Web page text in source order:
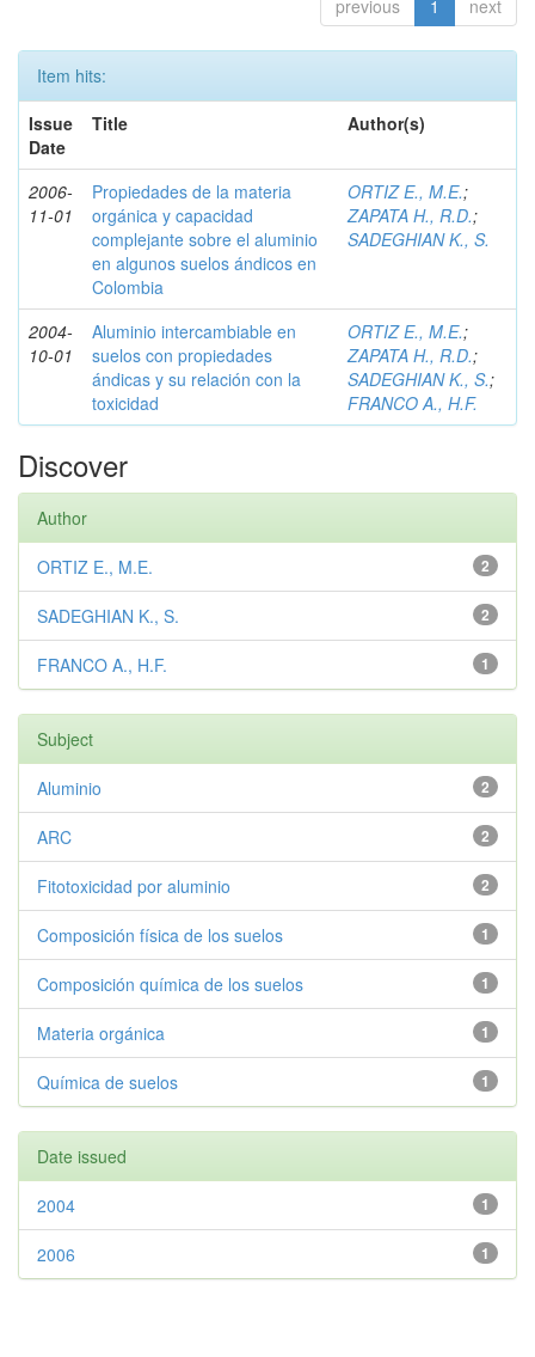
previous 1 next
Item hits:
Issue
Date
Title Author(s)
2006-
11-01
Propiedades de la materia
orgánica y capacidad
complejante sobre el aluminio
en algunos suelos ándicos en
Colombia
ORTIZ E., M.E.;
ZAPATA H., R.D.;
SADEGHIAN K., S.
2004-
10-01
Aluminio intercambiable en
suelos con propiedades
ándicas y su relación con la
toxicidad
ORTIZ E., M.E.;
ZAPATA H., R.D.;
SADEGHIAN K., S.;
FRANCO A., H.F.
Discover
Author
2
ORTIZ E., M.E.
2
SADEGHIAN K., S.
1
FRANCO A., H.F.
Subject
2
Aluminio
2
ARC
2
Fitotoxicidad por aluminio
1
Composición física de los suelos
1
Composición química de los suelos
1
Materia orgánica
1
Química de suelos
Date issued
1
2004
1
2006